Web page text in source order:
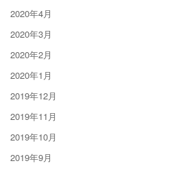
2020年4月
2020年3月
2020年2月
2020年1月
2019年12月
2019年11月
2019年10月
2019年9月